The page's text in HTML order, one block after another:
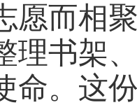
愿而相
理书架
命。这